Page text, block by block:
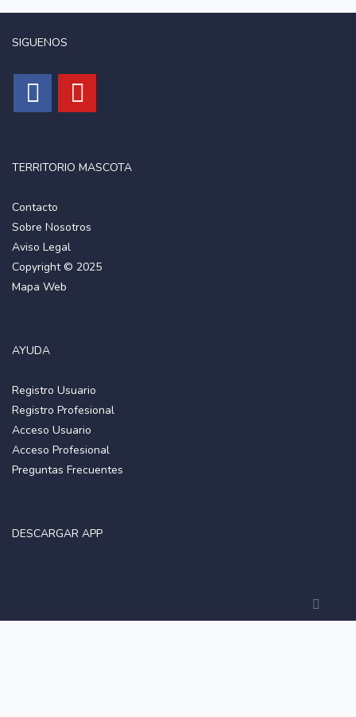
SIGUENOS
TERRITORIO MASCOTA
Contacto
Sobre Nosotros
Aviso Legal
Copyright © 2025
Mapa Web
AYUDA
Registro Usuario
Registro Profesional
Acceso Usuario
Acceso Profesional
Preguntas Frecuentes
DESCARGAR APP